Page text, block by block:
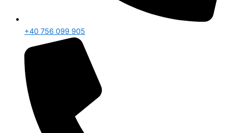
+40 756 099 905